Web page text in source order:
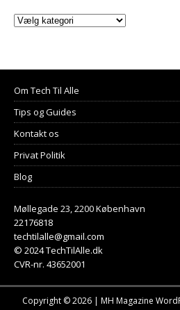
Om Tech Til Alle
Tips og Guides
Kontakt os
Privat Politik
Blog
Møllegade 23, 2200 København
22176818
techtilalle@gmail.com
© 2024 TechTilAlle.dk
CVR-nr. 43652001
Copyright © 2026 | MH Magazine